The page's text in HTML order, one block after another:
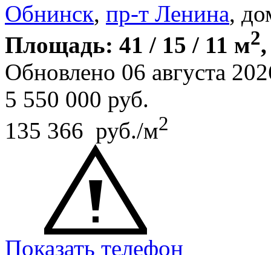
Обнинск, пр-т Ленина,
Площадь: 41 / 15 / 11 м2
Обновлено 06 августа
5 550 000 руб.
135 366 руб./м2
Показать телефон